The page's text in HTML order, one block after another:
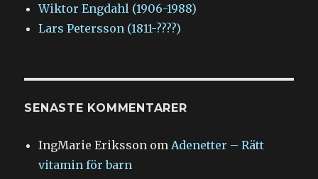
Wiktor Engdahl (1906-1988)
Lars Petersson (1811-????)
SENASTE KOMMENTARER
IngMarie Eriksson om Adenetter – Rätt
vitamin för barn